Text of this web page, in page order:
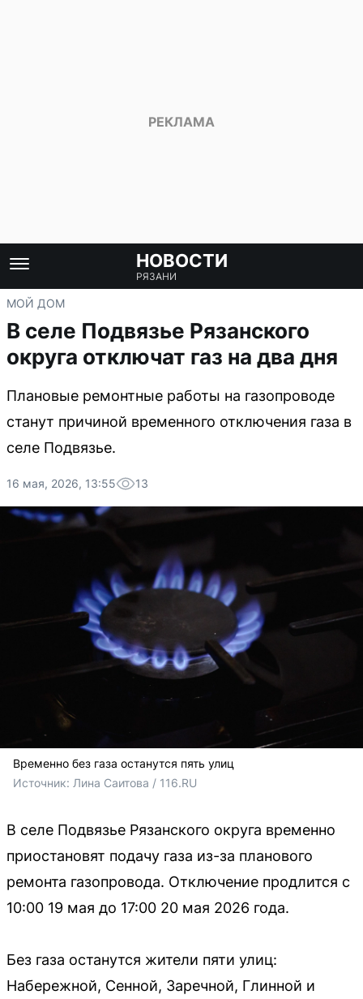
НОВОСТИ
РЯЗАНИ
МОЙ ДОМ
В селе Подвязье Рязанского
округа отключат газ на два дня
Плановые ремонтные работы на газопроводе
станут причиной временного отключения газа в
селе Подвязье.
16 мая, 2026, 13:55 13
Временно без газа останутся пять улиц
Источник: Лина Саитова / 116.RU
В селе Подвязье Рязанского округа временно
приостановят подачу газа из-за планового
ремонта газопровода. Отключение продлится с
10:00 19 мая до 17:00 20 мая 2026 года.
Без газа останутся жители пяти улиц:
Набережной, Сенной, Заречной, Глинной и